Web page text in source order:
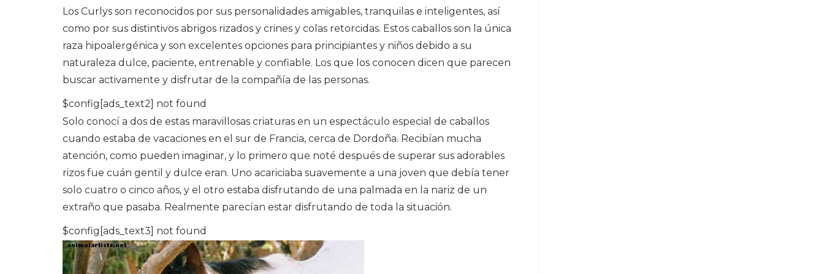
Los Curlys son reconocidos por sus personalidades amigables, tranquilas e inteligentes, así
como por sus distintivos abrigos rizados y crines y colas retorcidas. Estos caballos son la única
raza hipoalergénica y son excelentes opciones para principiantes y niños debido a su
naturaleza dulce, paciente, entrenable y confiable. Los que los conocen dicen que parecen
buscar activamente y disfrutar de la compañía de las personas.
$config[ads_text2] not found
Solo conocí a dos de estas maravillosas criaturas en un espectáculo especial de caballos
cuando estaba de vacaciones en el sur de Francia, cerca de Dordoña. Recibían mucha
atención, como pueden imaginar, y lo primero que noté después de superar sus adorables
rizos fue cuán gentil y dulce eran. Uno acariciaba suavemente a una joven que debía tener
solo cuatro o cinco años, y el otro estaba disfrutando de una palmada en la nariz de un
extraño que pasaba. Realmente parecían estar disfrutando de toda la situación.
$config[ads_text3] not found